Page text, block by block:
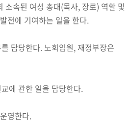
소속된 여성 총대(목사, 장로) 역할 및
전에 기여하는 일을 한다.
담당한다. 노회임원, 재정부장은
에 관한 일을 담당한다.
영한다.